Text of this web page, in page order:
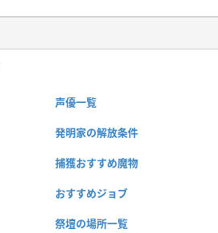
声優一覧
発明家の解放条件
捕獲おすすめ魔物
おすすめジョブ
祭壇の場所一覧